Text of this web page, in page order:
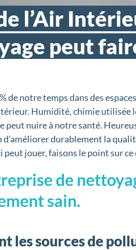
l’Air
peut
de notre temps dans des
Humidité, chimie
nuire à notre santé.
d’améliorer durablement la
peut jouer, faisons le point sur
de
sain.
les sources de